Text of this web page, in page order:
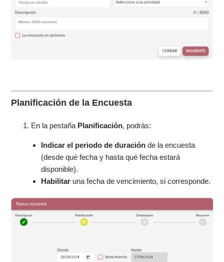
Planificación de la Encuesta
En la pestaña Planificación, podrás:
Indicar el periodo de duración de la encuesta
(desde qué fecha y hasta qué fecha estará
disponible).
Habilitar una fecha de vencimiento, si corresponde.